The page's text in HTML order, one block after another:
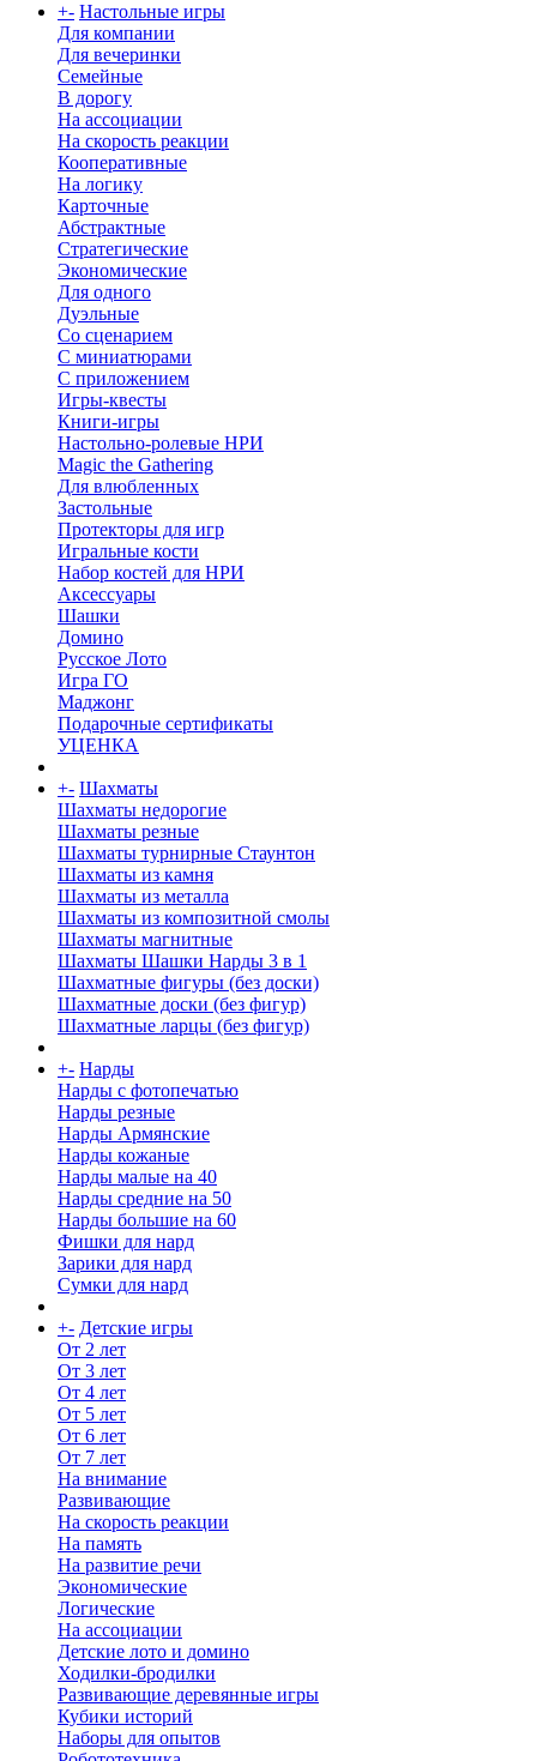
+- Настольные игры
Для компании
Для вечеринки
Семейные
В дорогу
На ассоциации
На скорость реакции
Кооперативные
На логику
Карточные
Абстрактные
Стратегические
Экономические
Для одного
Дуэльные
Со сценарием
С миниатюрами
С приложением
Игры-квесты
Книги-игры
Настольно-ролевые НРИ
Magic the Gathering
Для влюбленных
Застольные
Протекторы для игр
Игральные кости
Набор костей для НРИ
Аксессуары
Шашки
Домино
Русское Лото
Игра ГО
Маджонг
Подарочные сертификаты
УЦЕНКА
+- Шахматы
Шахматы недорогие
Шахматы резные
Шахматы турнирные Стаунтон
Шахматы из камня
Шахматы из металла
Шахматы из композитной смолы
Шахматы магнитные
Шахматы Шашки Нарды 3 в 1
Шахматные фигуры (без доски)
Шахматные доски (без фигур)
Шахматные ларцы (без фигур)
+- Нарды
Нарды с фотопечатью
Нарды резные
Нарды Армянские
Нарды кожаные
Нарды малые на 40
Нарды средние на 50
Нарды большие на 60
Фишки для нард
Зарики для нард
Сумки для нард
+- Детские игры
От 2 лет
От 3 лет
От 4 лет
От 5 лет
От 6 лет
От 7 лет
На внимание
Развивающие
На скорость реакции
На память
На развитие речи
Экономические
Логические
На ассоциации
Детские лото и домино
Ходилки-бродилки
Развивающие деревянные игры
Кубики историй
Наборы для опытов